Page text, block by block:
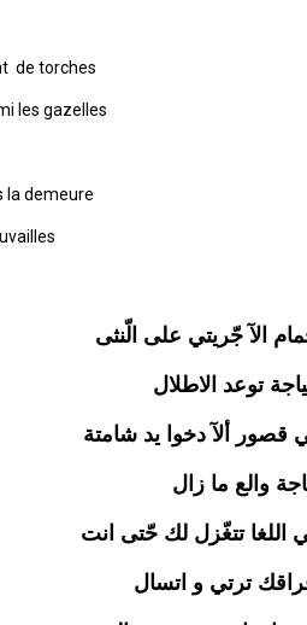
de torches
les gazelles
la demeure
الآ جّريتي على الّنثى
توعد الاطلال
ألآ دخوا يد شامتة
والع ما زال
تتغّزل لك حّتى انت
ترتي و اتسال